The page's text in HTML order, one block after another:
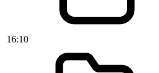
16:10